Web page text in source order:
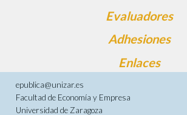
Evaluadores
Adhesiones
Enlaces
epublica@unizar.es
Facultad de Economía y Empresa
Universidad de Zaragoza